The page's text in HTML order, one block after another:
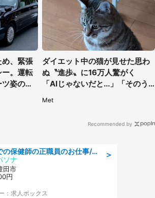
め、緊張
ー。運転
姿の私
女性）
ダイエット中の猫が見せた思わ
ぬ〝進歩〟に16万人驚がく
「AIじゃないだと...」「そのう
Met
Recommended by
＞
大手企業での保健師の正職員のお仕事/残業なし/要資格:保健師
ソナ
田市
円
：求人ボックス